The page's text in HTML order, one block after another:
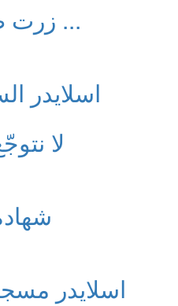
زرت صاحب العصر (عج) ...
اسلايدر
لا
اسلايدر